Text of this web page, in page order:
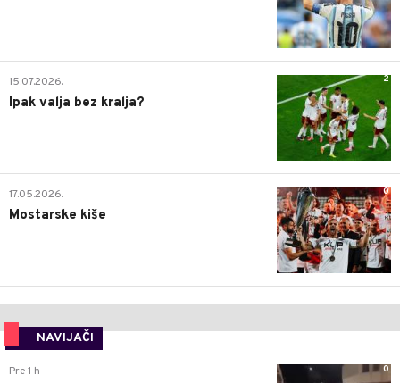
2
15.07.2026.
Ipak valja bez kralja?
0
17.05.2026.
Mostarske kiše
NAVIJAČI
0
Pre 1 h